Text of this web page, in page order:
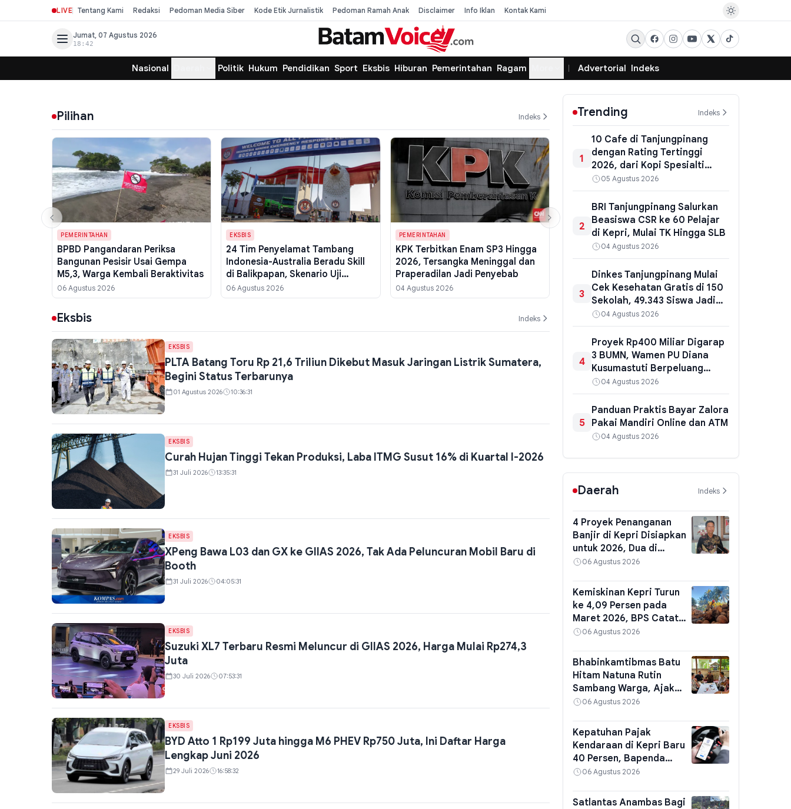
LIVE Tentang Kami Redaksi Pedoman Media Siber Kode Etik Jurnalistik Pedoman Ramah Anak Disclaimer Info Iklan Kontak Kami
Jumat, 07 Agustus 2026
18:42
Nasional Politik Hukum Pendidikan Sport Eksbis Hiburan Pemerintahan Ragam Advertorial Indeks
Pilihan Indeks
PEMERINTAHAN
BPBD Pangandaran Periksa
Bangunan Pesisir Usai Gempa
M5,3, Warga Kembali Beraktivitas
06 Agustus 2026
EKSBIS
24 Tim Penyelamat Tambang
Indonesia-Australia Beradu Skill
di Balikpapan, Skenario Uji
Sampai Kebakaran Struktural
06 Agustus 2026
PEMERINTAHAN
KPK Terbitkan Enam SP3 Hingga
2026, Tersangka Meninggal dan
Praperadilan Jadi Penyebab
04 Agustus 2026
Harga Emas Antam Naik Rp 7.000
per Gram, Buyback Justru
Melompat Lebih Tinggi
03 Agustus 2026
Eksbis Indeks
EKSBIS
PLTA Batang Toru Rp 21,6 Triliun Dikebut Masuk Jaringan Listrik Sumatera,
Begini Status Terbarunya
01 Agustus 2026 10:36:31
EKSBIS
Curah Hujan Tinggi Tekan Produksi, Laba ITMG Susut 16% di Kuartal I-2026
31 Juli 2026 13:35:31
EKSBIS
XPeng Bawa L03 dan GX ke GIIAS 2026, Tak Ada Peluncuran Mobil Baru di
Booth
31 Juli 2026 04:05:31
EKSBIS
Suzuki XL7 Terbaru Resmi Meluncur di GIIAS 2026, Harga Mulai Rp274,3
Juta
30 Juli 2026 07:53:31
EKSBIS
BYD Atto 1 Rp199 Juta hingga M6 PHEV Rp750 Juta, Ini Daftar Harga
Lengkap Juni 2026
29 Juli 2026 16:58:32
Trending Indeks
1
10 Cafe di Tanjungpinang
dengan Rating Tertinggi
2026, dari Kopi Spesialti
hingga Hidden Gem
05 Agustus 2026
2
BRI Tanjungpinang Salurkan
Beasiswa CSR ke 60 Pelajar
di Kepri, Mulai TK Hingga SLB
04 Agustus 2026
3
Dinkes Tanjungpinang Mulai
Cek Kesehatan Gratis di 150
Sekolah, 49.343 Siswa Jadi
Sasaran
04 Agustus 2026
4
Proyek Rp400 Miliar Digarap
3 BUMN, Wamen PU Diana
Kusumastuti Berpeluang
Diperiksa Ulang Kejati NTT
04 Agustus 2026
5
Panduan Praktis Bayar Zalora
Pakai Mandiri Online dan ATM
04 Agustus 2026
Daerah Indeks
4 Proyek Penanganan
Banjir di Kepri Disiapkan
untuk 2026, Dua di
Karimun dan Dua di Pulau
06 Agustus 2026
Kemiskinan Kepri Turun
ke 4,09 Persen pada
Maret 2026, BPS Catat
111 Ribu Jiwa
06 Agustus 2026
Bhabinkamtibmas Batu
Hitam Natuna Rutin
Sambang Warga, Ajak
Jaga Kerukunan dan
06 Agustus 2026
Kepatuhan Pajak
Kendaraan di Kepri Baru
40 Persen, Bapenda
Siapkan Razia di Batam
06 Agustus 2026
Satlantas Anambas Bagi